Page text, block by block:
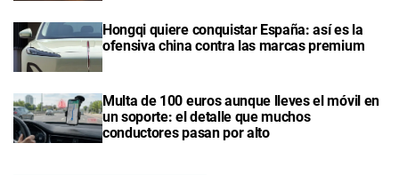
Hongqi quiere conquistar España: así es la
ofensiva china contra las marcas premium
Multa de 100 euros aunque lleves el móvil en
un soporte: el detalle que muchos
conductores pasan por alto